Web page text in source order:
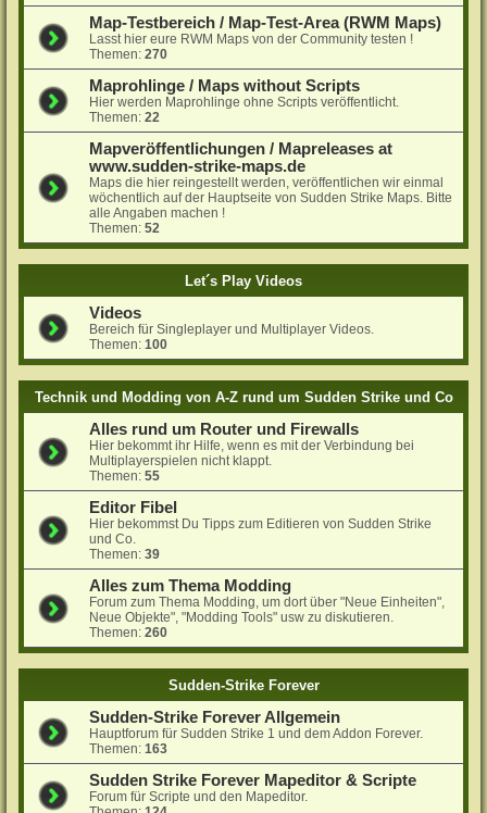
Map-Testbereich / Map-Test-Area (RWM Maps)
Lasst hier eure RWM Maps von der Community testen !
Themen:270
Maprohlinge / Maps without Scripts
Hier werden Maprohlinge ohne Scripts veröffentlicht.
Themen:22
Mapveröffentlichungen / Mapreleases at
www.sudden-strike-maps.de
Maps die hier reingestellt werden, veröffentlichen wir einmal
wöchentlich auf der Hauptseite von Sudden Strike Maps. Bitte
alle Angaben machen !
Themen:52
Let´s Play Videos
Videos
Bereich für Singleplayer und Multiplayer Videos.
Themen:100
Technik und Modding von A-Z rund um Sudden Strike und Co
Alles rund um Router und Firewalls
Hier bekommt ihr Hilfe, wenn es mit der Verbindung bei
Multiplayerspielen nicht klappt.
Themen:55
Editor Fibel
Hier bekommst Du Tipps zum Editieren von Sudden Strike
und Co.
Themen:39
Alles zum Thema Modding
Forum zum Thema Modding, um dort über "Neue Einheiten",
Neue Objekte", "Modding Tools" usw zu diskutieren.
Themen:260
Sudden-Strike Forever
Sudden-Strike Forever Allgemein
Hauptforum für Sudden Strike 1 und dem Addon Forever.
Themen:163
Sudden Strike Forever Mapeditor & Scripte
Forum für Scripte und den Mapeditor.